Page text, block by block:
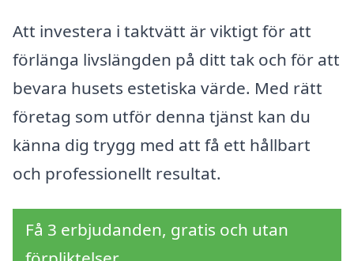
Att investera i taktvätt är viktigt för att
förlänga livslängden på ditt tak och för att
bevara husets estetiska värde. Med rätt
företag som utför denna tjänst kan du
känna dig trygg med att få ett hållbart
och professionellt resultat.
Få 3 erbjudanden, gratis och utan